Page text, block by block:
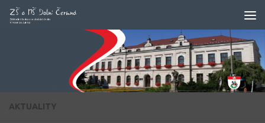
Skip to content
AKTUALITY